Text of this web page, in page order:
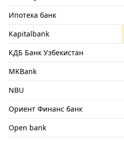
Ипотека банк
Kapitalbank
КДБ Банк Узбекистан
MKBank
NBU
Ориент Финанс банк
Open bank